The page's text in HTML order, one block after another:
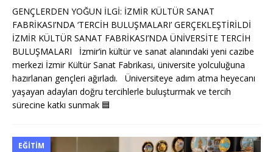
GENÇLERDEN YOĞUN İLGİ: İZMİR KÜLTÜR SANAT
FABRİKASI’NDA ‘TERCİH BULUŞMALARI’ GERÇEKLEŞTİRİLDİ
İZMİR KÜLTÜR SANAT FABRİKASI’NDA ÜNİVERSİTE TERCİH
BULUŞMALARI İzmir’in kültür ve sanat alanındaki yeni cazibe
merkezi İzmir Kültür Sanat Fabrikası, üniversite yolculuğuna
hazırlanan gençleri ağırladı. Üniversiteye adım atma heyecanı
yaşayan adayları doğru tercihlerle buluşturmak ve tercih
sürecine katkı sunmak 🟦
EĞITIM